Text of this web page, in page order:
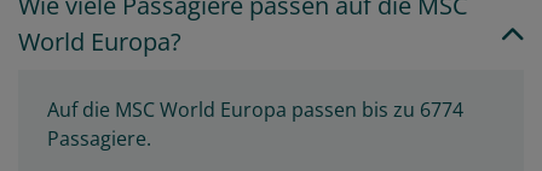
World Europa?
Auf die MSC World Europa passen bis zu 6774
Passagiere.